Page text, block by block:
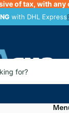
of tax, with
with DHL Express